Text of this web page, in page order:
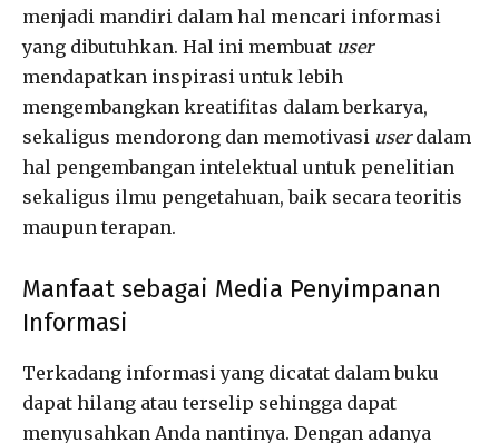
menjadi mandiri dalam hal mencari informasi
yang dibutuhkan. Hal ini membuat user
mendapatkan inspirasi untuk lebih
mengembangkan kreatifitas dalam berkarya,
sekaligus mendorong dan memotivasi userdalam
hal pengembangan intelektual untuk penelitian
sekaligus ilmu pengetahuan, baik secara teoritis
maupun terapan.
Manfaat sebagai Media Penyimpanan
Informasi
Terkadang informasi yang dicatat dalam buku
dapat hilang atau terselip sehingga dapat
menyusahkan Anda nantinya. Dengan adanya